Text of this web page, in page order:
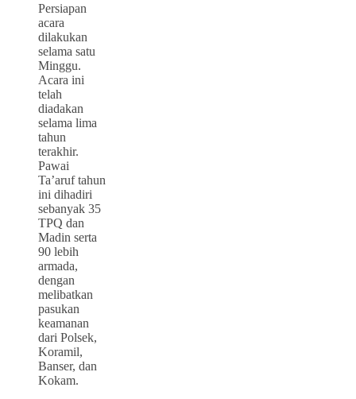
Persiapan
acara
dilakukan
selama satu
Minggu.
Acara ini
telah
diadakan
selama lima
tahun
terakhir.
Pawai
Ta’aruf tahun
ini dihadiri
sebanyak 35
TPQ dan
Madin serta
90 lebih
armada,
dengan
melibatkan
pasukan
keamanan
dari Polsek,
Koramil,
Banser, dan
Kokam.